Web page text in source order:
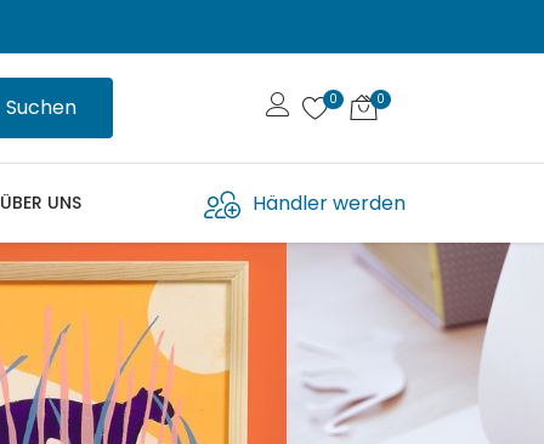
Suchen
ÜBER UNS Händler werden